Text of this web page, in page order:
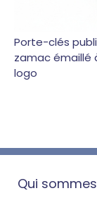
Porte-clés
zamac émaillé
logo
Qui